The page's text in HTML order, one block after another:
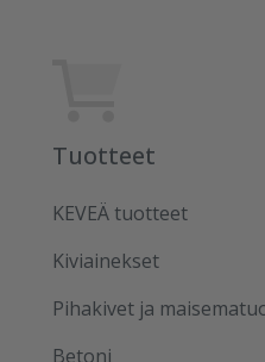
Tuotteet
KEVEÄ tuotteet
Kiviainekset
Pihakivet ja
Betoni